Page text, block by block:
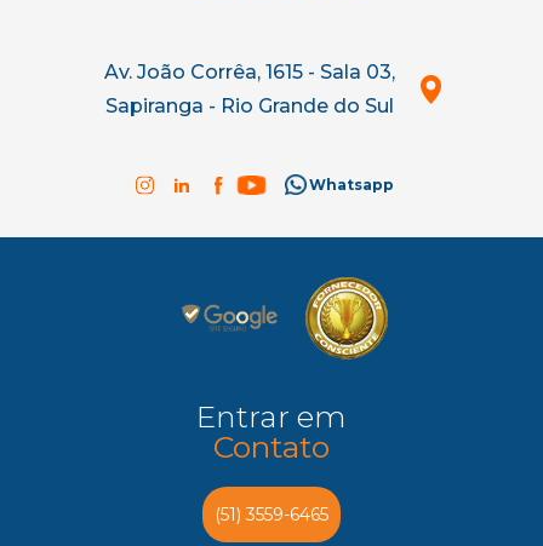
Av. João Corrêa, 1615 - Sala 03,
Sapiranga - Rio Grande do Sul
Whatsapp
Entrar em
Contato
(51) 3559-6465